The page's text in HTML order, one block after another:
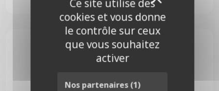
Ce site utilise des
cookies et vous donne
le contrôle sur ceux
que vous souhaitez
activer
Nos partenaires(1)
74,00 €